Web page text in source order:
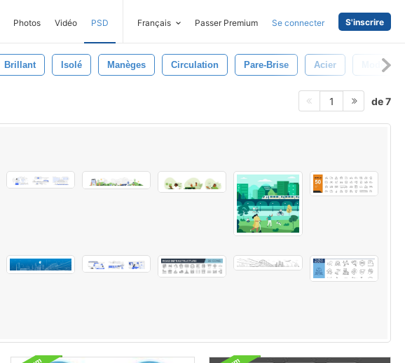
Photos Vidéo PSD Français Passer Premium Se connecter S'inscrire
Brillant Isolé Manèges Circulation Pare-Brise Acier Moderne
1 de 7